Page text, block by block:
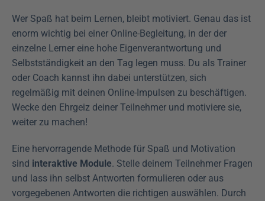
Wer Spaß hat beim Lernen, bleibt motiviert. Genau das ist
enorm wichtig bei einer Online-Begleitung, in der der
einzelne Lerner eine hohe Eigenverantwortung und
Selbstständigkeit an den Tag legen muss. Du als Trainer
oder Coach kannst ihn dabei unterstützen, sich
regelmäßig mit deinen Online-Impulsen zu beschäftigen.
Wecke den Ehrgeiz deiner Teilnehmer und motiviere sie,
weiter zu machen!
Eine hervorragende Methode für Spaß und Motivation
sind interaktive Module. Stelle deinem Teilnehmer Fragen
und lass ihn selbst Antworten formulieren oder aus
vorgegebenen Antworten die richtigen auswählen. Durch